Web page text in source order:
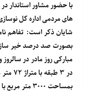
با حضور مشاور استاندار
های مردمی اداره کل نوسازی مدارس البرز ، تفاهم
شایان ذکر است: تفاهم
بصورت صد درصد خیر ساز